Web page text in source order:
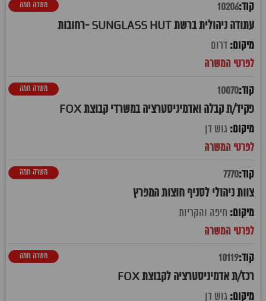
10206
עתודה ניהולית ברשת SUNGLASS HUT -רחובות
משרה חמה
דרום
10070
פקיד/ת קבלה ואדמיניסטרציה במשרדי קבוצת FOX
משרה חמה
גוש דן
7770
צוות ניהולי לסניף חוצות המפרץ
משרה חמה
חיפה והקריות
10119
רכז/ת אדמיניסטרציה לקבוצת FOX
משרה חמה
גוש דן